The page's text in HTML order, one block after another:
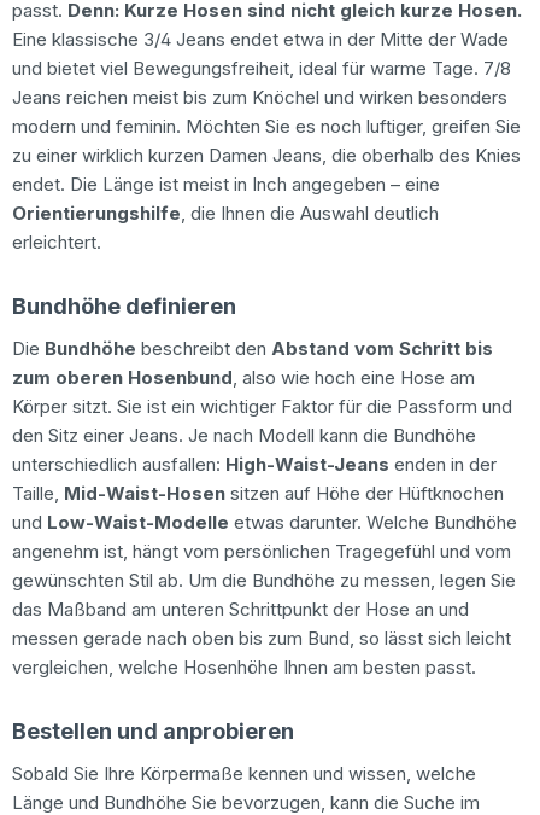
passt. Denn: Kurze Hosen sind nicht gleich kurze Hosen.
Eine klassische 3/4 Jeans endet etwa in der Mitte der Wade
und bietet viel Bewegungsfreiheit, ideal für warme Tage. 7/8
Jeans reichen meist bis zum Knöchel und wirken besonders
modern und feminin. Möchten Sie es noch luftiger, greifen Sie
zu einer wirklich kurzen Damen Jeans, die oberhalb des Knies
endet. Die Länge ist meist in Inch angegeben – eine
Orientierungshilfe, die Ihnen die Auswahl deutlich
erleichtert.
Bundhöhe definieren
Die Bundhöhe beschreibt den Abstand vom Schritt bis
zum oberen Hosenbund, also wie hoch eine Hose am
Körper sitzt. Sie ist ein wichtiger Faktor für die Passform und
den Sitz einer Jeans. Je nach Modell kann die Bundhöhe
unterschiedlich ausfallen: High-Waist-Jeans enden in der
Taille, Mid-Waist-Hosen sitzen auf Höhe der Hüftknochen
und Low-Waist-Modelle etwas darunter. Welche Bundhöhe
angenehm ist, hängt vom persönlichen Tragegefühl und vom
gewünschten Stil ab. Um die Bundhöhe zu messen, legen Sie
das Maßband am unteren Schrittpunkt der Hose an und
messen gerade nach oben bis zum Bund, so lässt sich leicht
vergleichen, welche Hosenhöhe Ihnen am besten passt.
Bestellen und anprobieren
Sobald Sie Ihre Körpermaße kennen und wissen, welche
Länge und Bundhöhe Sie bevorzugen, kann die Suche im